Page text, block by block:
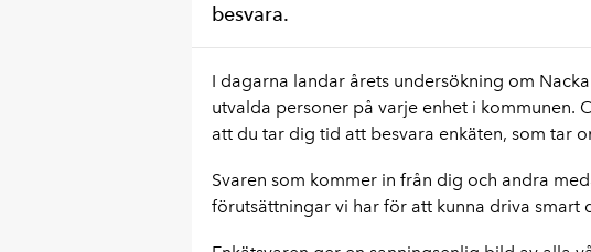
besvara.
I dagarna landar årets undersökning om
utvalda personer på varje enhet i kommunen.
att du tar dig tid att besvara enkäten, som tar
Svaren som kommer in från dig och andra
förutsättningar vi har för att kunna driva smart